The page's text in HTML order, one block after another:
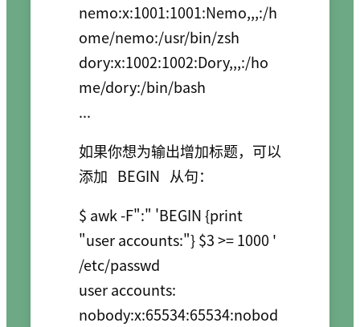
nemo:x:1001:1001:Nemo,,,:/h
ome/nemo:/usr/bin/zsh
dory:x:1002:1002:Dory,,,:/ho
me/dory:/bin/bash
...
如果你想为输出增加标题，可以
添加 BEGIN 从句：
$ awk -F":" 'BEGIN {print
"user accounts:"} $3 >= 1000 '
/etc/passwd
user accounts:
nobody:x:65534:65534:nobod